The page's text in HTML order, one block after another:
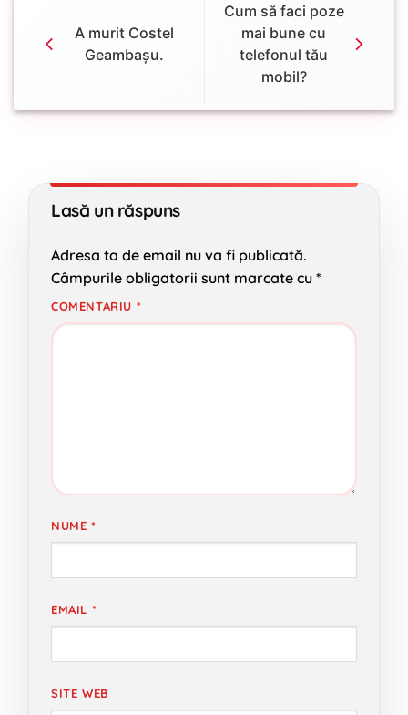
A murit Costel
Geambașu.
Cum să faci poze
mai bune cu
telefonul tău
mobil?
Lasă un răspuns
Adresa ta de email nu va fi publicată.
Câmpurile obligatorii sunt marcate cu *
COMENTARIU *
NUME *
EMAIL *
SITE WEB